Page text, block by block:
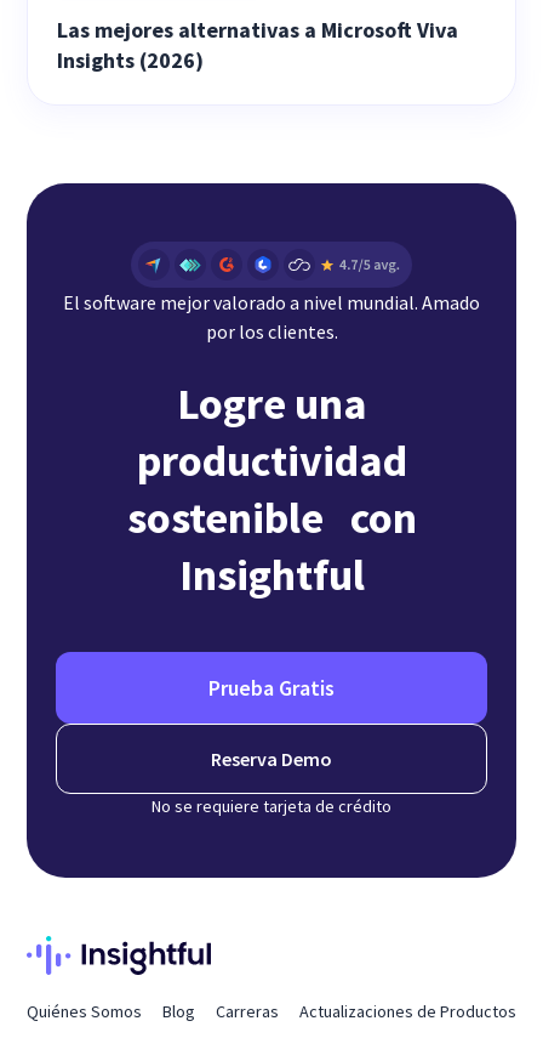
Las mejores alternativas a Microsoft Viva
Insights (2026)
El software mejor valorado a nivel mundial. Amado
por los clientes.
Logre una
productividad
sostenible con
Insightful
Prueba Gratis
Reserva Demo
No se requiere tarjeta de crédito
Quiénes Somos Blog Carreras Actualizaciones de Productos